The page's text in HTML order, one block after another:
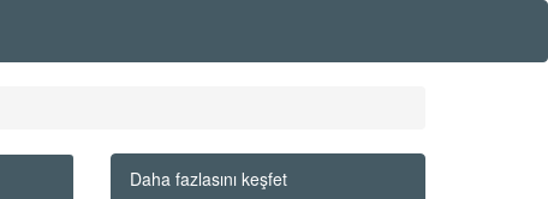
Daha fazlasını keşfet